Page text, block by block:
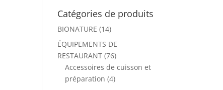
Catégories de produits
BIONATURE (14)
ÉQUIPEMENTS DE
RESTAURANT (76)
Accessoires de cuisson et
préparation (4)